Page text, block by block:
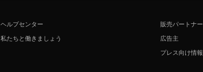
ヘルプセンター
私たちと働きましょう
販売パートナー
広告主
プレス向け情報